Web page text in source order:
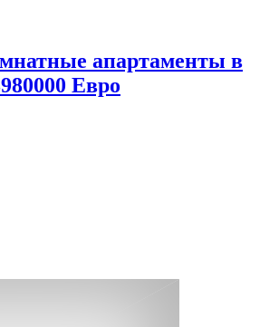
апартаменты в
Евро